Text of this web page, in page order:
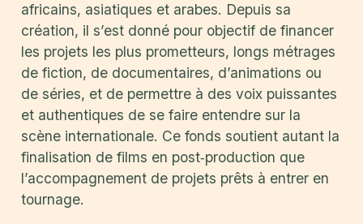
africains, asiatiques et arabes. Depuis sa
création, il s’est donné pour objectif de financer
les projets les plus prometteurs, longs métrages
de fiction, de documentaires, d’animations ou
de séries, et de permettre à des voix puissantes
et authentiques de se faire entendre sur la
scène internationale. Ce fonds soutient autant la
finalisation de films en post‑production que
l’accompagnement de projets prêts à entrer en
tournage.